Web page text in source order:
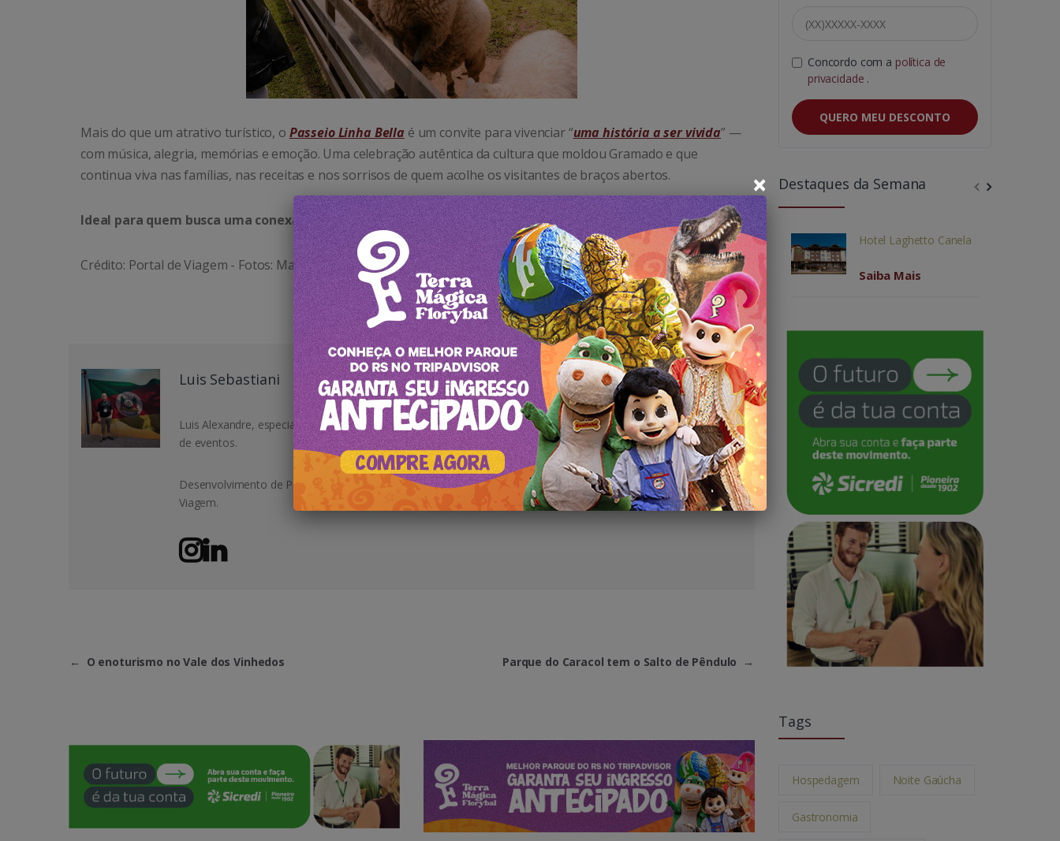
Mais do que um atrativo turístico, o Passeio Linha Bella é um convite para vivenciar “uma história a ser vivida” —
com música, alegria, memórias e emoção. Uma celebração autêntica da cultura que moldou Gramado e que
continua viva nas famílias, nas receitas e nos sorrisos de quem acolhe os visitantes de braços abertos.
Ideal para quem busca uma conexão genuína com a história, a cultura e os sabores da Serra Gaúcha.
Crédito: Portal de Viagem - Fotos: Mauro Stoffel
Luis Sebastiani
Luis Alexandre, especialista em Turismo de Experiência, mais de 15 anos atuação na Hotelaria e Organização
de eventos.
Desenvolvimento de Projetos Comerciais e atualmente coordenando execução do Editorial do Portal de
Viagem.
← O enoturismo no Vale dos Vinhedos Parque do Caracol tem o Salto de Pêndulo →
Concordo com a política de
privacidade .
QUERO MEU DESCONTO
Destaques da Semana
Hotel Laghetto Canela
Saiba Mais
Tags
Hospedagem Noite Gaúcha
Gastronomia
×